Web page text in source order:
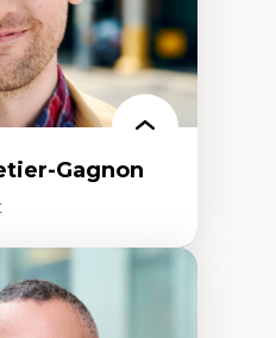
Gagnon